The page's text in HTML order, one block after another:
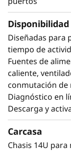
Diseñadas para
tiempo de
Fuentes de
caliente,
conmutación de
Diagnóstico en
Descarga y
Carcasa
Chasis 14U